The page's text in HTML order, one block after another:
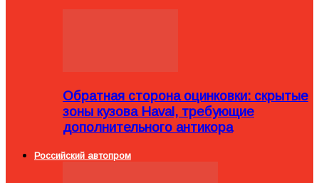
Обратная сторона оцинковки: скрытые
зоны кузова Haval, требующие
дополнительного антикора
Российский автопром